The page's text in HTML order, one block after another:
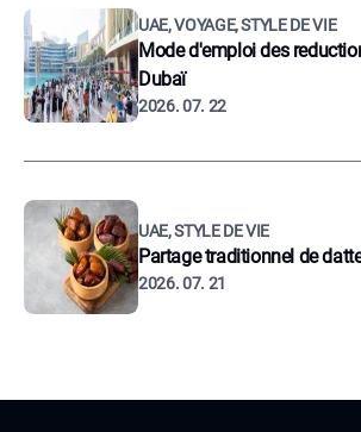
UAE, VOYAGE, STYLE DE VIE
Mode d'emploi des
Dubaï
2026. 07. 22
UAE, STYLE DE VIE
Partage traditionnel de
2026. 07. 21